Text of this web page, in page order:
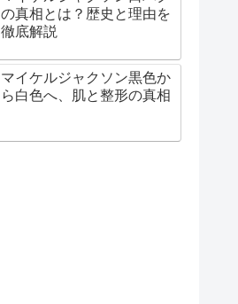
の真相とは？歴史と理由を
徹底解説
マイケルジャクソン黒色か
ら白色へ、肌と整形の真相